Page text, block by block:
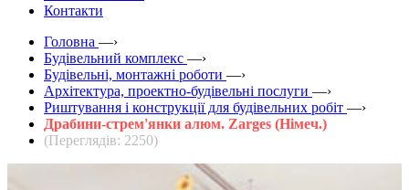
Контакти
Головна —›
Будівельний комплекс —›
Будівельні, монтажні роботи —›
Архітектура, проектно-будівельні послуги —›
Риштування і конструкції для будівельних робіт —›
Драбини-стрем'янки алюм. Zarges (Німеч.)
(Переглядів: 2250)